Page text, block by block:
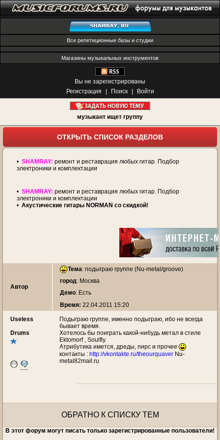
Все репетиционные базы и студии
Магазины музыкальных инструментов
Вы не зарегистрированы
Регистрация
Поиск Войти
музыкант ищет группу
ОТКРЫТЬ СПИСОК РАЗДЕЛОВ
• SHAMRAY: ремонт и реставрация любых гитар. Подбор
электроники и комплектации
• SHAMRAY: ремонт и реставрация любых гитар. Подбор
электроники и комплектации
• Акустические гитары NORMAN со скидкой!
Автор
Тема: подыграю группе (Nu-metal/groove)
город: Москва
Демо: Есть
Время: 22.04.2011 15:20
Useless
Drums
Подыграю группе, именно подыграю, ибо не всегда
бывает время.
Хотелось бы поиграть какой-нибудь метал в стиле
Ektomorf , Soulfly.
Атрибутика имется, дреды, пирс и прочее
контакты : http://vkontakte.ru/theourquaver Nu-
metal82mail.ru
ОБРАТНО К СПИСКУ ТЕМ
В этот форум могут писать только зарегистрированные пользователи!